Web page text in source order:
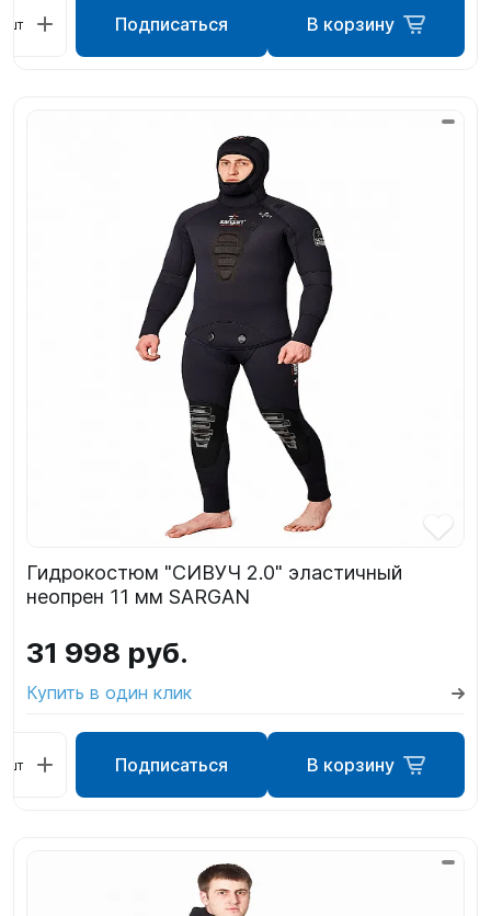
шт Подписаться В корзину
Гидрокостюм "СИВУЧ 2.0" эластичный
неопрен 11 мм SARGAN
31 998 руб.
Купить в один клик
шт Подписаться В корзину